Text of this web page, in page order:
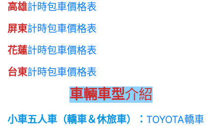
高雄計時包車價格表
屏東計時包車價格表
花蓮計時包車價格表
台東計時包車價格表
車輛車型介紹
小車五人車（轎車＆休旅車）： TOYOTA轎車